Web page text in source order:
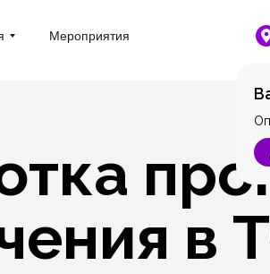
Мероприятия
в